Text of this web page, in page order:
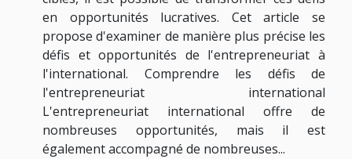
en opportunités lucratives. Cet article se
propose d'examiner de manière plus précise les
défis et opportunités de l'entrepreneuriat à
l'international. Comprendre les défis de
l'entrepreneuriat international
L'entrepreneuriat international offre de
nombreuses opportunités, mais il est
également accompagné de nombreuses...